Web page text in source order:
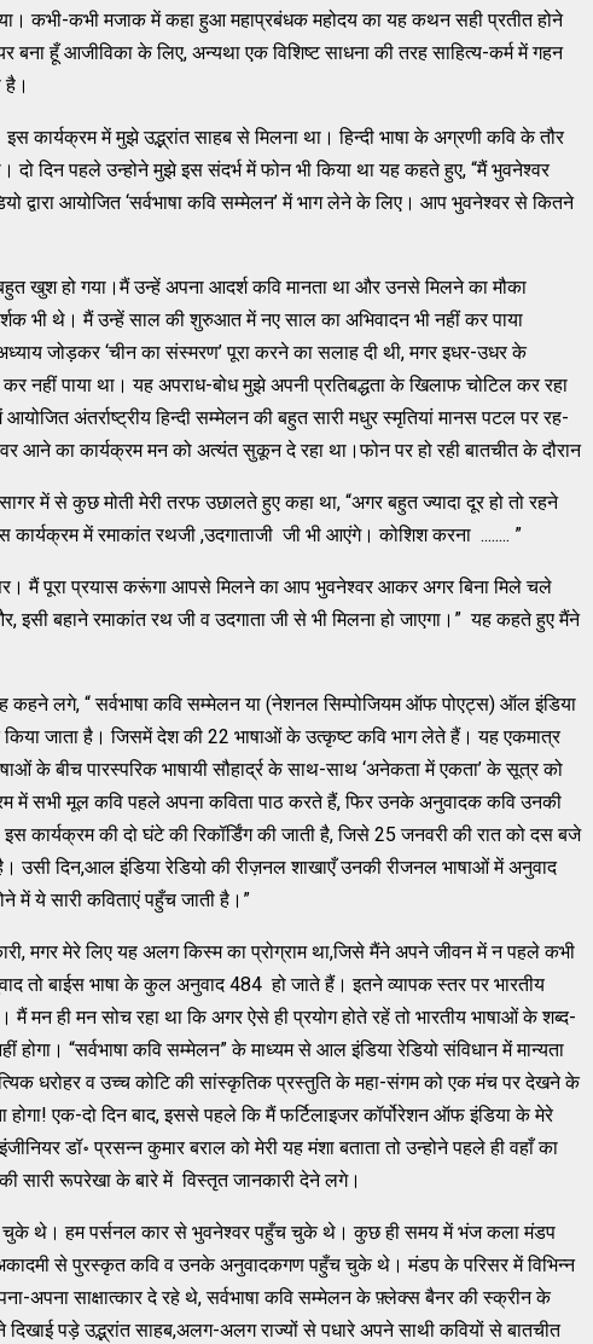
कभी-कभी मजाक में कहा हुआ महाप्रबंधक महोदय का यह कथन सही प्रतीत होने
बना हूँ आजीविका के लिए, अन्यथा एक विशिष्ट साधना की तरह साहित्य-कर्म में गहन
है।
इस कार्यक्रम में मुझे उद्भ्रांत साहब से मिलना था। हिन्दी भाषा के अग्रणी कवि के तौर
दिन पहले उन्होने मुझे इस संदर्भ में फोन भी किया था यह कहते हुए, “मैं भुवनेश्वर
द्वारा आयोजित ‘सर्वभाषा कवि सम्मेलन’ में भाग लेने के लिए। आप भुवनेश्वर से कितने
खुश हो गया।मैं उन्हें अपना आदर्श कवि मानता था और उनसे मिलने का मौका
भी थे। मैं उन्हें साल की शुरुआत में नए साल का अभिवादन भी नहीं कर पाया
जोड़कर ‘चीन का संस्मरण’ पूरा करने का सलाह दी थी, मगर इधर-उधर के
नहीं पाया था। यह अपराध-बोध मुझे अपनी प्रतिबद्धता के खिलाफ चोटिल कर रहा
अंतर्राष्ट्रीय हिन्दी सम्मेलन की बहुत सारी मधुर स्मृतियां मानस पटल पर रह-
आने का कार्यक्रम मन को अत्यंत सुकून दे रहा था।फोन पर हो रही बातचीत के दौरान
में से कुछ मोती मेरी तरफ उछालते हुए कहा था, “अगर बहुत ज्यादा दूर हो तो रहने
कार्यक्रम में रमाकांत रथजी ,उदगाताजी जी भी आएंगे। कोशिश करना ........ ”
मैं पूरा प्रयास करूंगा आपसे मिलने का आप भुवनेश्वर आकर अगर बिना मिले चले
बहाने रमाकांत रथ जी व उदगाता जी से भी मिलना हो जाएगा।” यह कहते हुए मैंने
कहने लगे, “ सर्वभाषा कवि सम्मेलन या (नेशनल सिम्पोजियम ऑफ पोएट्स) ऑल इंडिया
किया जाता है। जिसमें देश की 22 भाषाओं के उत्कृष्ट कवि भाग लेते हैं। यह एकमात्र
के बीच पारस्परिक भाषायी सौहार्द्र के साथ-साथ ‘अनेकता में एकता’ के सूत्र को
में सभी मूल कवि पहले अपना कविता पाठ करते हैं, फिर उनके अनुवादक कवि उनकी
कार्यक्रम की दो घंटे की रिकॉर्डिंग की जाती है, जिसे 25 जनवरी की रात को दस बजे
उसी दिन,आल इंडिया रेडियो की रीज़नल शाखाएँ उनकी रीजनल भाषाओं में अनुवाद
में ये सारी कविताएं पहुँच जाती है।”
मगर मेरे लिए यह अलग किस्म का प्रोग्राम था,जिसे मैंने अपने जीवन में न पहले कभी
तो बाईस भाषा के कुल अनुवाद 484 हो जाते हैं। इतने व्यापक स्तर पर भारतीय
मन ही मन सोच रहा था कि अगर ऐसे ही प्रयोग होते रहें तो भारतीय भाषाओं के शब्द-
“सर्वभाषा कवि सम्मेलन” के माध्यम से आल इंडिया रेडियो संविधान में मान्यता
धरोहर व उच्च कोटि की सांस्कृतिक प्रस्तुति के महा-संगम को एक मंच पर देखने के
होगा! एक-दो दिन बाद, इससे पहले कि मैं फर्टिलाइजर कॉर्पोरेशन ऑफ इंडिया के मेरे
डॉ॰ प्रसन्न कुमार बराल को मेरी यह मंशा बताता तो उन्होने पहले ही वहाँ का
सारी रूपरेखा के बारे में विस्तृत जानकारी देने लगे।
चुके थे। हम पर्सनल कार से भुवनेश्वर पहुँच चुके थे। कुछ ही समय में भंज कला मंडप
अकादमी से पुरस्कृत कवि व उनके अनुवादकगण पहुँच चुके थे। मंडप के परिसर में विभिन्न
अपना साक्षात्कार दे रहे थे, सर्वभाषा कवि सम्मेलन के फ़्लेक्स बैनर की स्क्रीन के
पड़े उद्भ्रांत साहब,अलग-अलग राज्यों से पधारे अपने साथी कवियों से बातचीत